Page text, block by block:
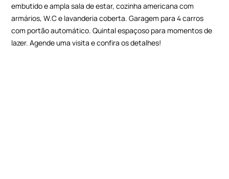
embutido e ampla sala de estar, cozinha americana com
armários, W.C e lavanderia coberta. Garagem para 4 carros
com portão automático. Quintal espaçoso para momentos de
lazer. Agende uma visita e confira os detalhes!